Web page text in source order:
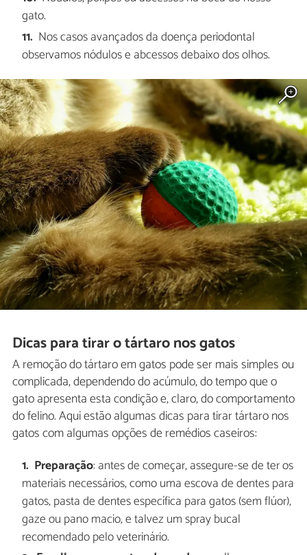
gato.
Nos casos avançados da doença periodontal
observamos nódulos e abcessos debaixo dos olhos.
Dicas para tirar o tártaro nos gatos
A remoção do tártaro em gatos pode ser mais simples ou
complicada, dependendo do acúmulo, do tempo que o
gato apresenta esta condição e, claro, do comportamento
do felino. Aqui estão algumas dicas para tirar tártaro nos
gatos com algumas opções de remédios caseiros:
Preparação: antes de começar, assegure-se de ter os
materiais necessários, como uma escova de dentes para
gatos, pasta de dentes específica para gatos (sem flúor),
gaze ou pano macio, e talvez um spray bucal
recomendado pelo veterinário.